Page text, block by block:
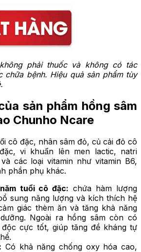
phải thuốc và không có tác
chữa bệnh. Hiệu quả sản phẩm tùy
sản phẩm hồng sâm
Chunho Ncare
cô đặc, nhân sâm đỏ, củ cải đỏ cô
vi khuẩn lên men lactic, natri
các loại vitamin như vitamin B6,
phần phụ khác.
tuổi cô đặc: chứa hàm lượng
sung năng lượng và kích thích hệ
giác thèm ăn và tăng khả năng
Ngoài ra hồng sâm còn có
độc cực tốt, giúp tăng đề kháng tự
Có khả năng chống oxy hóa cao,